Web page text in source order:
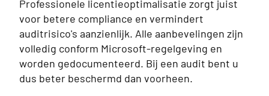
Professionele licentieoptimalisatie zorgt juist
voor betere compliance en vermindert
auditrisico's aanzienlijk. Alle aanbevelingen zijn
volledig conform Microsoft-regelgeving en
worden gedocumenteerd. Bij een audit bent u
dus beter beschermd dan voorheen.